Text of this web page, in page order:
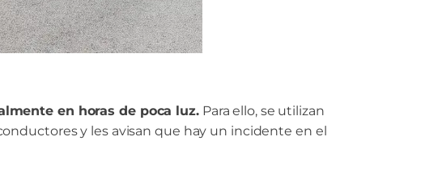
en horas de poca luz.Para ello, se utilizan
y les avisan que hay un incidente en el